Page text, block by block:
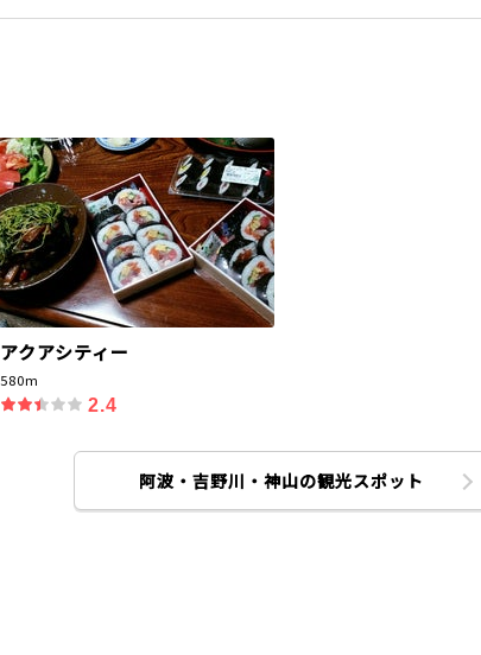
アクアシティー
580m
2.4
阿波・吉野川・神山の観光スポット